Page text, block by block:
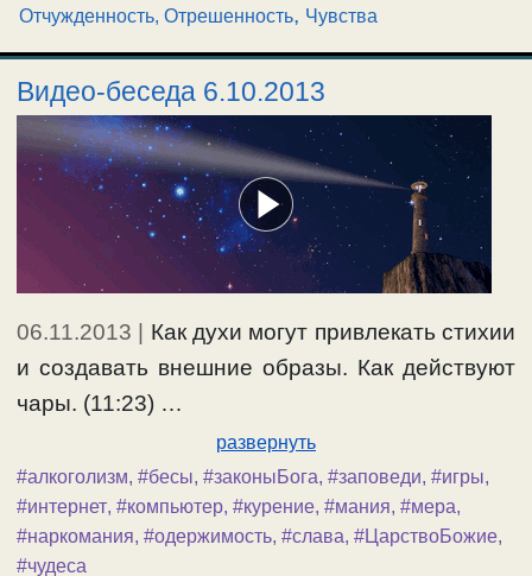
Отчужденность, Отрешенность, Чувства
Видео-беседа 6.10.2013
06.11.2013
Как духи могут привлекать стихии
и создавать внешние образы. Как действуют
чары. (11:23) …
развернуть
#алкоголизм, #бесы, #законыБога, #заповеди, #игры,
#интернет, #компьютер, #курение, #мания, #мера,
#наркомания, #одержимость, #слава, #ЦарствоБожие,
#чудеса